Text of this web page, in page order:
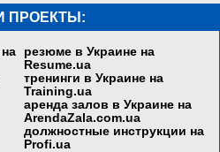
ПРОЕКТЫ:
резюме в Украине на
Resume.ua
тренинги в Украине на
Training.ua
аренда залов в Украине на
ArendaZala.com.ua
должностные инструкции на
Profi.ua